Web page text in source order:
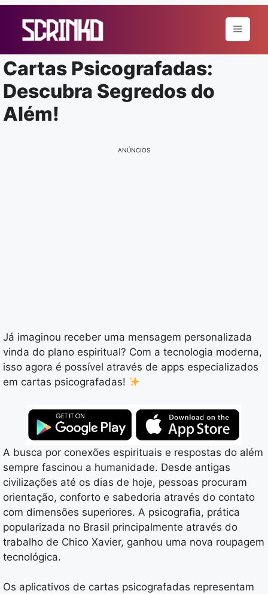
conteúdo
Menu
Cartas Psicografadas:
Descubra Segredos do
Além!
ANÚNCIOS
Já imaginou receber uma mensagem personalizada
vinda do plano espiritual? Com a tecnologia moderna,
isso agora é possível através de apps especializados
em cartas psicografadas!
A busca por conexões espirituais e respostas do além
sempre fascinou a humanidade. Desde antigas
civilizações até os dias de hoje, pessoas procuram
orientação, conforto e sabedoria através do contato
com dimensões superiores. A psicografia, prática
popularizada no Brasil principalmente através do
trabalho de Chico Xavier, ganhou uma nova roupagem
tecnológica.
Os aplicativos de cartas psicografadas representam